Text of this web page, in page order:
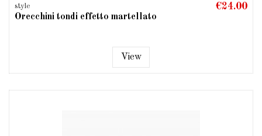
style
Orecchini tondi effetto martellato
€24.00
View